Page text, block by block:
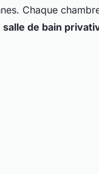
Chaque
salle de bain